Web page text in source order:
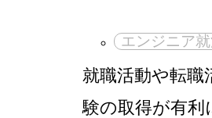
エンジニア
就職活動や転職
験の取得が有